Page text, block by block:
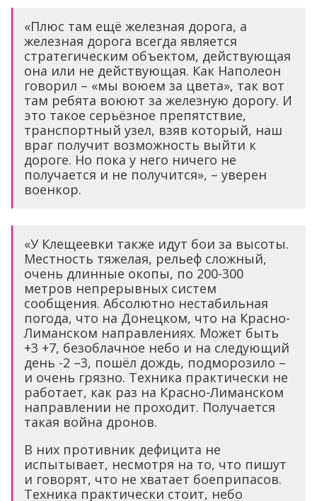
«Плюс там ещё железная дорога, а
железная дорога всегда является
стратегическим объектом, действующая
она или не действующая. Как Наполеон
говорил – «мы воюем за цвета», так вот
там ребята воюют за железную дорогу. И
это такое серьёзное препятствие,
транспортный узел, взяв который, наш
враг получит возможность выйти к
дороге. Но пока у него ничего не
получается и не получится», – уверен
военкор.
«У Клещеевки также идут бои за высоты.
Местность тяжелая, рельеф сложный,
очень длинные окопы, по 200-300
метров непрерывных систем
сообщения. Абсолютно нестабильная
погода, что на Донецком, что на Красно-
Лиманском направлениях. Может быть
+3 +7, безоблачное небо и на следующий
день -2 –3, пошёл дождь, подморозило –
и очень грязно. Техника практически не
работает, как раз на Красно-Лиманском
направлении не проходит. Получается
такая война дронов.
В них противник дефицита не
испытывает, несмотря на то, что пишут
и говорят, что не хватает боеприпасов.
Техника практически стоит, небо